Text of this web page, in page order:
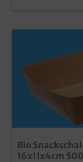
Bio
16x11x4cm